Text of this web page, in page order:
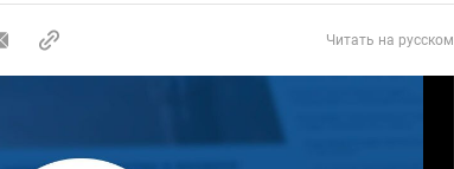
Читать на русском